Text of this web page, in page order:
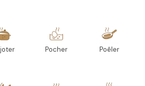
Pocher Poêler